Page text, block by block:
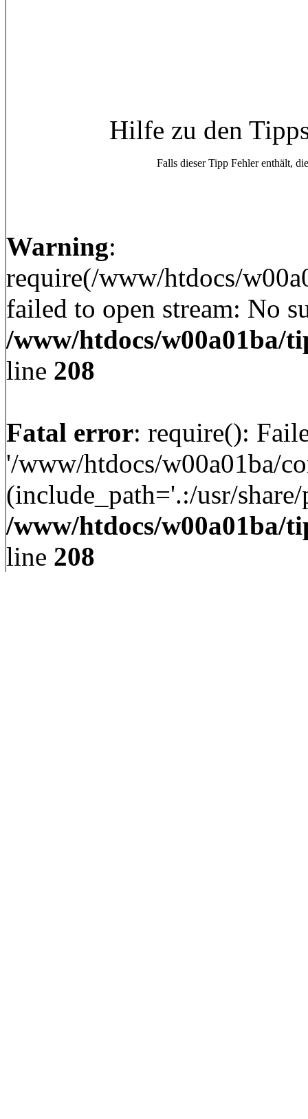
Hilfe zu den
Falls dieser Tipp Fehler enthält,
Warning:
require(/www/htdocs/
failed to open stream: No
/www/htdocs/w00a01ba/
line 208
Fatal error: require():
'/www/htdocs/w00a01ba/
(include_path='.:/usr/
/www/htdocs/w00a01ba/
line 208